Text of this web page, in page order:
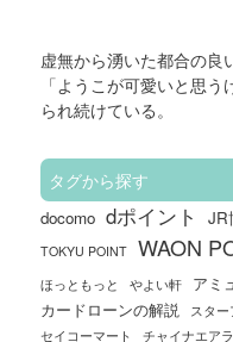
虚無から湧いた都合の良
「ようこが可愛いと思
られ続けている。
タグから探す
docomo dポイント JR
TOKYU POINT
WAON
ほっともっと
やよい軒 アミ
カードローンの解説 スタ
セイコーマート チャイナエア